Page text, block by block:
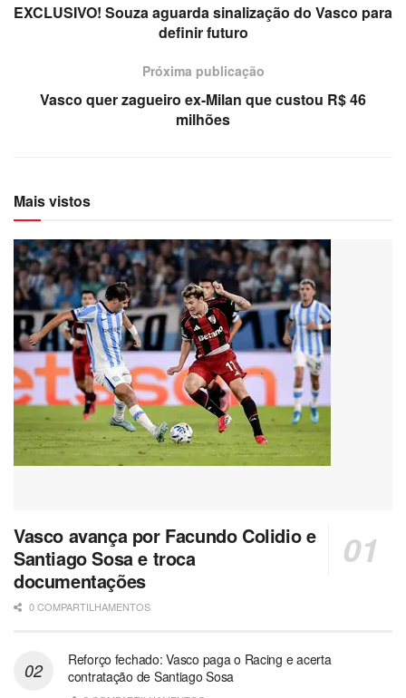
EXCLUSIVO! Souza aguarda sinalização do Vasco para
definir futuro
Próxima publicação
Vasco quer zagueiro ex-Milan que custou R$ 46
milhões
Mais vistos
Vasco avança por Facundo Colidio e
Santiago Sosa e troca
documentações
0 COMPARTILHAMENTOS
Reforço fechado: Vasco paga o Racing e acerta
contratação de Santiago Sosa